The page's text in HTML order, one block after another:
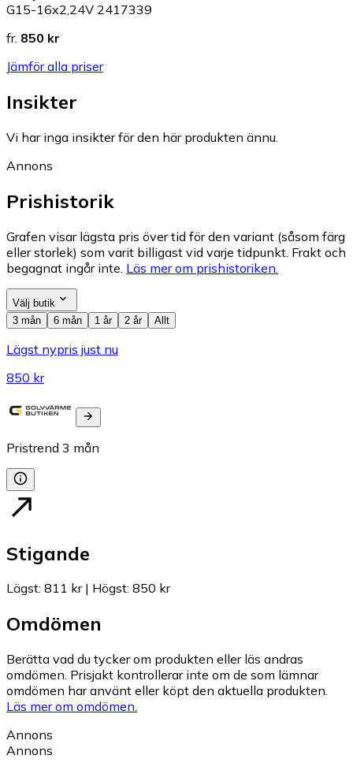
G15-16x2,24V 2417339
fr. 850 kr
Jämför alla priser
Insikter
Vi har inga insikter för den här produkten ännu.
Annons
Prishistorik
Grafen visar lägsta pris över tid för den variant (såsom färg
eller storlek) som varit billigast vid varje tidpunkt. Frakt och
begagnat ingår inte. Läs mer om prishistoriken.
Välj butik
3 mån
6 mån 1 år 2 år Allt
Lägst nypris just nu
850 kr
Pristrend 3 mån
Stigande
Lägst: 811 kr| Högst: 850 kr
Omdömen
Berätta vad du tycker om produkten eller läs andras
omdömen. Prisjakt kontrollerar inte om de som lämnar
omdömen har använt eller köpt den aktuella produkten.
Läs mer om omdömen.
Annons
Annons